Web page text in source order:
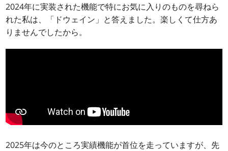
2024年に実装された機能で特にお気に入りのものを尋ねら
れた私は、「ドウェイン」と答えました。楽しくて仕方あ
りませんでしたから。
2025年は今のところ実績機能が首位を走っていますが、先